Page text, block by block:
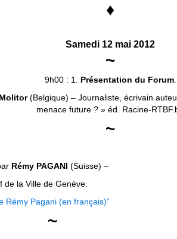
♦
Samedi 12 mai 2012
~
9h00 : 1. Présentation du Forum.
(Belgique) – Journaliste, écrivain
menace future ? » éd. Racine-
~
Rémy PAGANI (Suisse) –
de la Ville de Genève.
Rémy Pagani (en français)”
~